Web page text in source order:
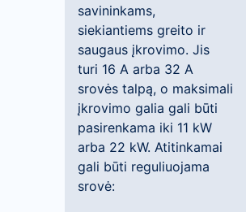
savininkams,
siekiantiems greito ir
saugaus įkrovimo. Jis
turi 16 A arba 32 A
srovės talpą, o maksimali
įkrovimo galia gali būti
pasirenkama iki 11 kW
arba 22 kW. Atitinkamai
gali būti reguliuojama
srovė: